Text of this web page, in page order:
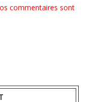
commentaires sont